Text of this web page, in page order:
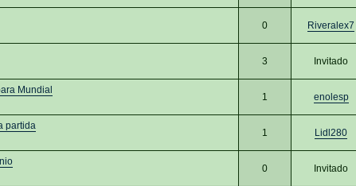
0 Riveralex7
3 Invitado
Mundial
1 enolesp
partida
1 Lidl280
0 Invitado